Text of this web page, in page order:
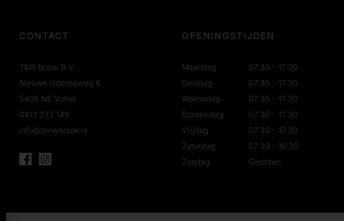
CONTACT
T&W Bouw B.V.
Nieuwe Udenseweg 6
5408 NE Volkel
0413 272 149
info@tenwbouw.nl
OPENINGSTIJDEN
Maandag
07:30 - 17:30
Dinsdag
07:30 - 17:30
Woensdag
07:30 - 17:30
Donderdag
07:30 - 17:30
Vrijdag
07:30 - 17:30
Zaterdag
07:30 - 16:30
Zondag
Gesloten